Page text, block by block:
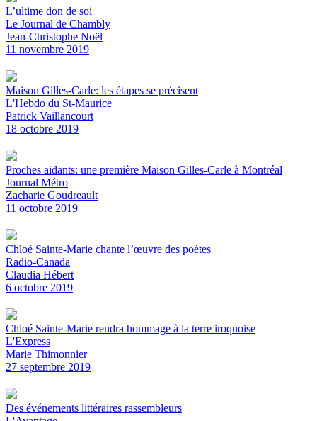
L’ultime don de soi
Le Journal de Chambly
Jean-Christophe Noël
11 novembre 2019
Maison Gilles-Carle: les étapes se précisent
L'Hebdo du St-Maurice
Patrick Vaillancourt
18 octobre 2019
Proches aidants: une première Maison Gilles-Carle à Montréal
Journal Métro
Zacharie Goudreault
11 octobre 2019
Chloé Sainte-Marie chante l’œuvre des poètes
Radio-Canada
Claudia Hébert
6 octobre 2019
Chloé Sainte-Marie rendra hommage à la terre iroquoise
L'Express
Marie Thimonnier
27 septembre 2019
Des événements littéraires rassembleurs